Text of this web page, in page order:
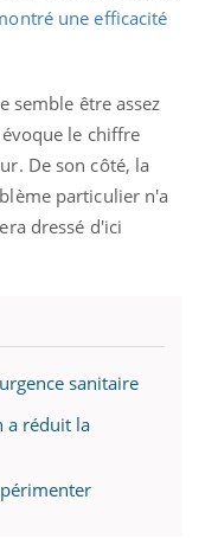
une efficacité
semble être assez
évoque le chiffre
De son côté, la
particulier n'a
dressé d'ici
sanitaire
a réduit la